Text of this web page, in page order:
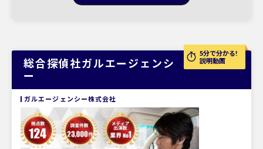
5分で分かる!
説明動画
総合探偵社ガルエージェンシ
ー
ガルエージェンシー株式会社